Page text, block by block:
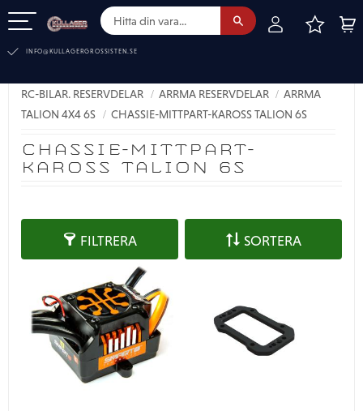
INFO@KULLAGERGROSSISTEN.SE
CHASSIE-MITTPART-
KAROSS TALION 6S
RC-BILAR. RESERVDELAR ARRMA RESERVDELAR
ARRMA
TALION 4X4 6S
CHASSIE-MITTPART-KAROSS TALION 6S
FILTRERA SORTERA